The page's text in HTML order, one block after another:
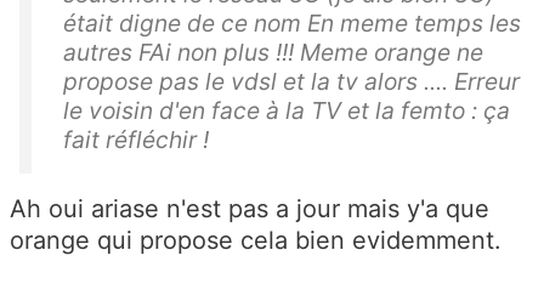
était digne de ce nom En meme temps les
autres FAi non plus !!! Meme orange ne
propose pas le vdsl et la tv alors .... Erreur
le voisin d'en face à la TV et la femto : ça
fait réfléchir !
Ah oui ariase n'est pas a jour mais y'a que
orange qui propose cela bien evidemment.